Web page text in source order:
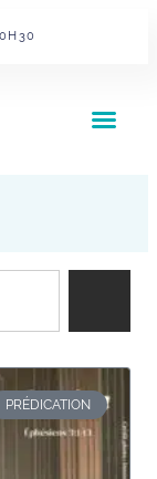
PRÉDICATION